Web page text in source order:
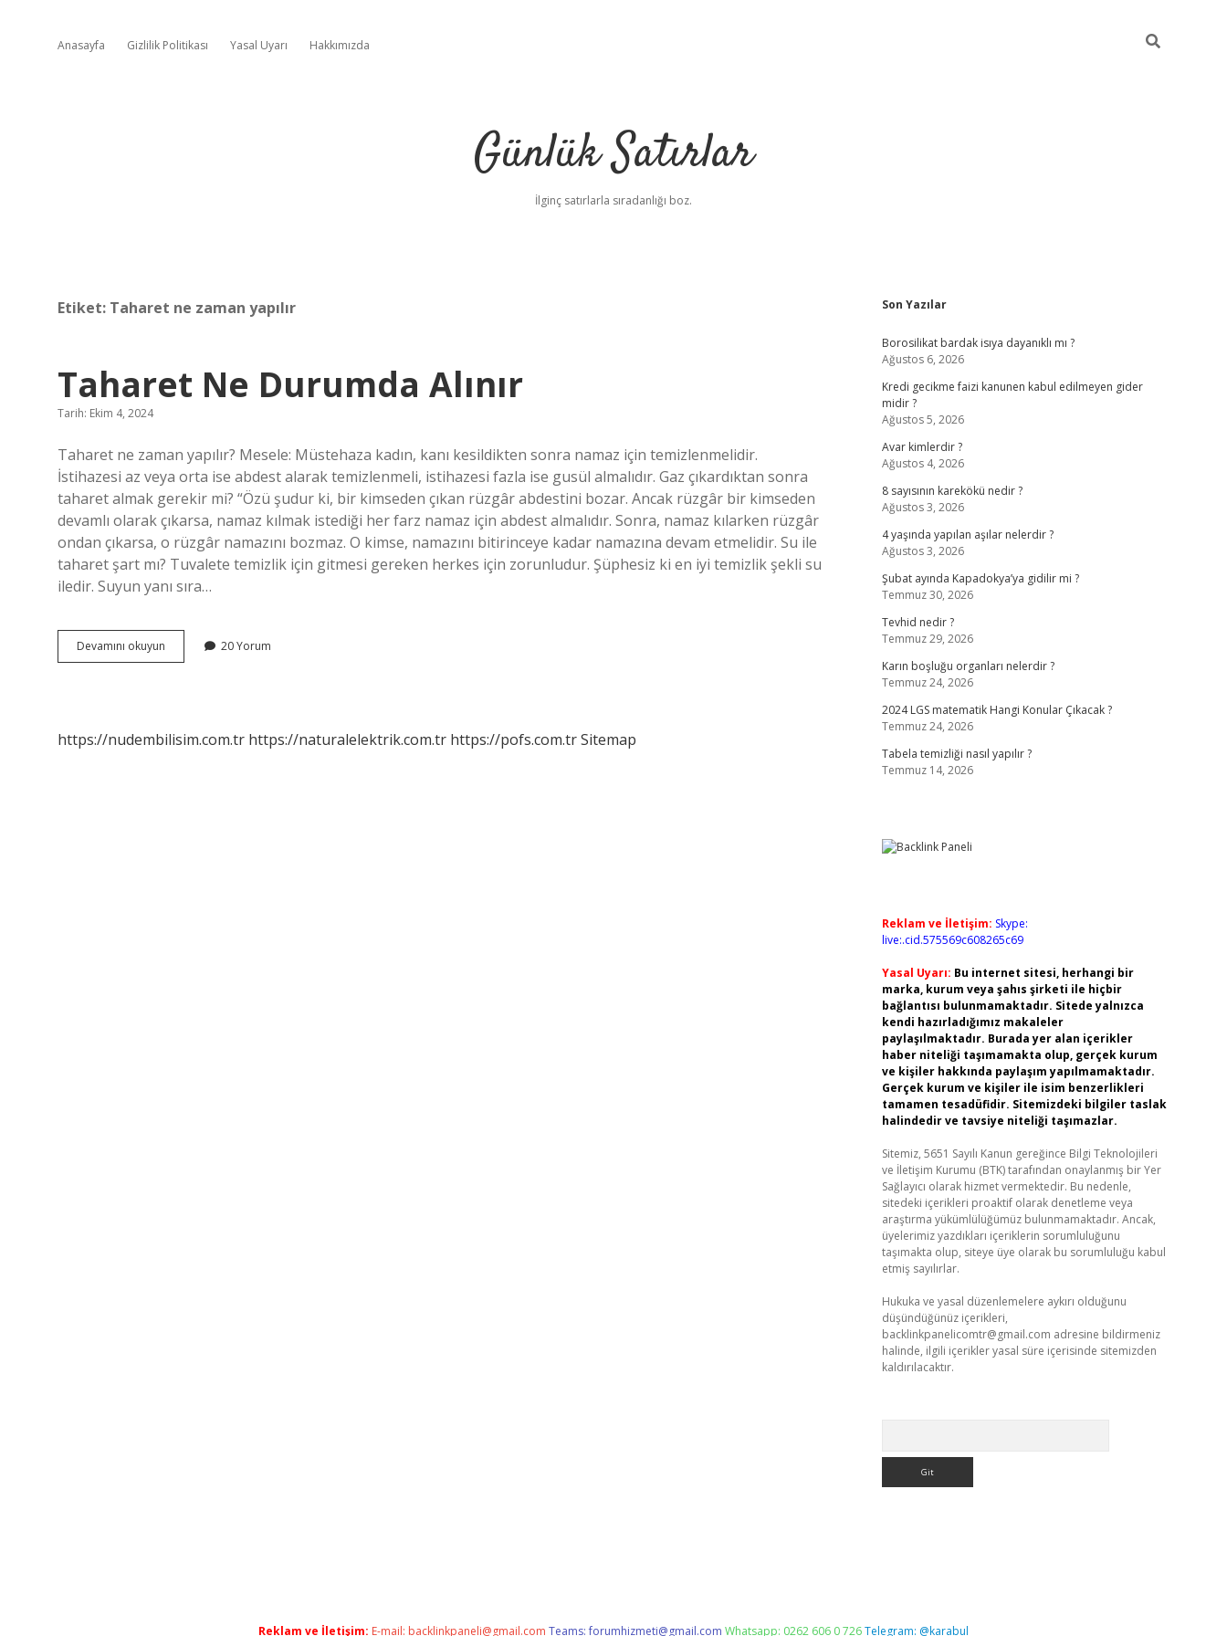
Anasayfa Gizlilik Politikası Yasal Uyarı Hakkımızda
Günlük Satırlar
İlginç satırlarla sıradanlığı boz.
Etiket: Taharet ne zaman yapılır
Taharet Ne Durumda Alınır
Tarih: Ekim 4, 2024
Taharet ne zaman yapılır? Mesele: Müstehaza kadın, kanı kesildikten sonra namaz için temizlenmelidir.
İstihazesi az veya orta ise abdest alarak temizlenmeli, istihazesi fazla ise gusül almalıdır. Gaz çıkardıktan sonra
taharet almak gerekir mi? “Özü şudur ki, bir kimseden çıkan rüzgâr abdestini bozar. Ancak rüzgâr bir kimseden
devamlı olarak çıkarsa, namaz kılmak istediği her farz namaz için abdest almalıdır. Sonra, namaz kılarken rüzgâr
ondan çıkarsa, o rüzgâr namazını bozmaz. O kimse, namazını bitirinceye kadar namazına devam etmelidir. Su ile
taharet şart mı? Tuvalete temizlik için gitmesi gereken herkes için zorunludur. Şüphesiz ki en iyi temizlik şekli su
iledir. Suyun yanı sıra…
Devamını okuyun
Ne
20 Yorum
https://nudembilisim.com.tr https://naturalelektrik.com.tr https://pofs.com.trSitemap
Sidebar
Son Yazılar
Borosilikat bardak isıya dayanıklı mı ?
Ağustos 6, 2026
Kredi gecikme faizi kanunen kabul edilmeyen gider
midir ?
Ağustos 5, 2026
Avar kimlerdir ?
Ağustos 4, 2026
8 sayısının karekökü nedir ?
Ağustos 3, 2026
4 yaşında yapılan aşılar nelerdir ?
Ağustos 3, 2026
Şubat ayında Kapadokya’ya gidilir mi ?
Temmuz 30, 2026
Tevhid nedir ?
Temmuz 29, 2026
Karın boşluğu organları nelerdir ?
Temmuz 24, 2026
2024 LGS matematik Hangi Konular Çıkacak ?
Temmuz 24, 2026
Tabela temizliği nasıl yapılır ?
Temmuz 14, 2026
Reklam ve İletişim: Skype:
live:.cid.575569c608265c69
Yasal Uyarı: Bu internet sitesi, herhangi bir
marka, kurum veya şahıs şirketi ile hiçbir
bağlantısı bulunmamaktadır. Sitede yalnızca
kendi hazırladığımız makaleler
paylaşılmaktadır. Burada yer alan içerikler
haber niteliği taşımamakta olup, gerçek kurum
ve kişiler hakkında paylaşım yapılmamaktadır.
Gerçek kurum ve kişiler ile isim benzerlikleri
tamamen tesadüfidir. Sitemizdeki bilgiler taslak
halindedir ve tavsiye niteliği taşımazlar.
Sitemiz, 5651 Sayılı Kanun gereğince Bilgi Teknolojileri
ve İletişim Kurumu (BTK) tarafından onaylanmış bir Yer
Sağlayıcı olarak hizmet vermektedir. Bu nedenle,
sitedeki içerikleri proaktif olarak denetleme veya
araştırma yükümlülüğümüz bulunmamaktadır. Ancak,
üyelerimiz yazdıkları içeriklerin sorumluluğunu
taşımakta olup, siteye üye olarak bu sorumluluğu kabul
etmiş sayılırlar.
Hukuka ve yasal düzenlemelere aykırı olduğunu
düşündüğünüz içerikleri,
backlinkpanelicomtr@gmail.com adresine bildirmeniz
halinde, ilgili içerikler yasal süre içerisinde sitemizden
kaldırılacaktır.
Reklam ve İletişim: E-mail: backlinkpaneli@gmail.com Teams:forumhizmeti@gmail.com Whatsapp: 0262 606 0 726Telegram: @karabul